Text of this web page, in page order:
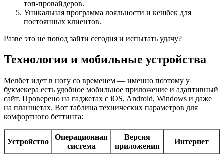
топ-провайдеров.
Уникальная программа лояльности и кешбек для
постоянных клиентов.
Разве это не повод зайти сегодня и испытать удачу?
Технологии и мобильные устройства
Мелбет идет в ногу со временем — именно поэтому у
букмекера есть удобное мобильное приложение и адаптивный
сайт. Проверено на гаджетах с iOS, Android, Windows и даже
на планшетах. Вот таблица технических параметров для
комфортного беттинга:
Устройство
Операционная
система
Версия
приложения
Интернет